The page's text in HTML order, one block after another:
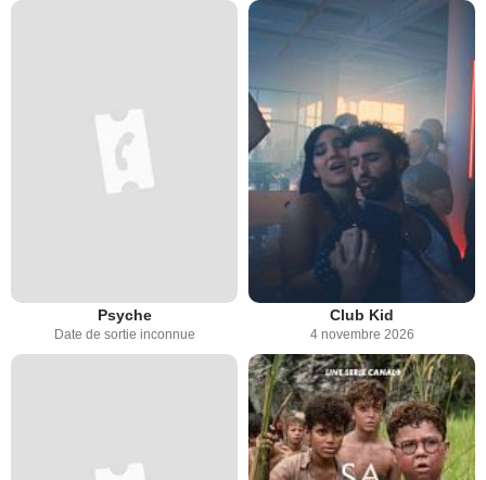
Psyche
Date de sortie inconnue
Club Kid
4 novembre 2026